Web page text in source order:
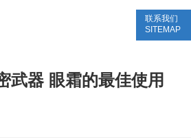
联系我们
SITEMAP
武器 眼霜的最佳使用